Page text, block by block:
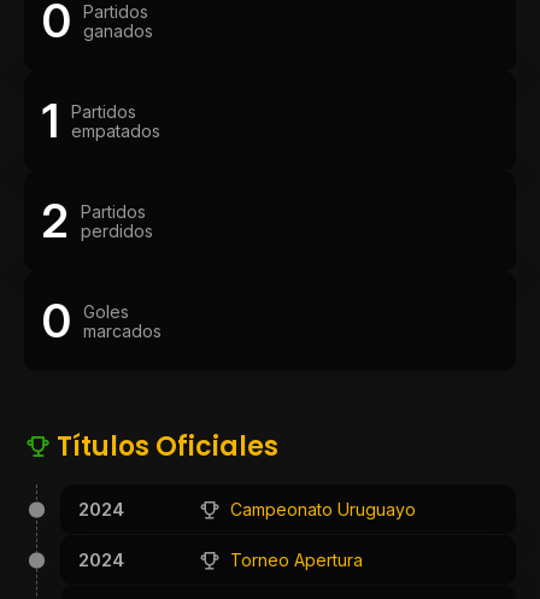
0
Partidos
ganados
1
Partidos
empatados
2
Partidos
perdidos
0
Goles
marcados
Títulos Oficiales
2024 Campeonato Uruguayo
2024 Torneo Apertura